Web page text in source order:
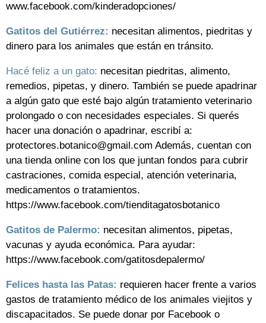
www.facebook.com/kinderadopciones/
Gatitos del Gutiérrez: necesitan alimentos, piedritas y
dinero para los animales que están en tránsito.
Hacé feliz a un gato: necesitan piedritas, alimento,
remedios, pipetas, y dinero. También se puede apadrinar
a algún gato que esté bajo algún tratamiento veterinario
prolongado o con necesidades especiales. Si querés
hacer una donación o apadrinar, escribí a:
protectores.botanico@gmail.com Además, cuentan con
una tienda online con los que juntan fondos para cubrir
castraciones, comida especial, atención veterinaria,
medicamentos o tratamientos.
https://www.facebook.com/tienditagatosbotanico
Gatitos de Palermo: necesitan alimentos, pipetas,
vacunas y ayuda económica. Para ayudar:
https://www.facebook.com/gatitosdepalermo/
Felices hasta las Patas: requieren hacer frente a varios
gastos de tratamiento médico de los animales viejitos y
discapacitados. Se puede donar por Facebook o